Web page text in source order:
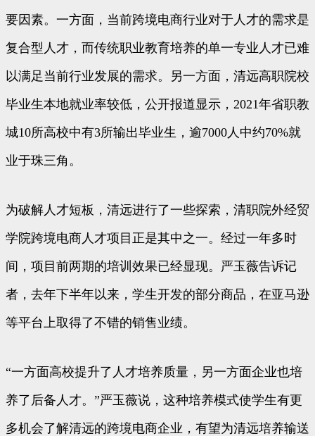
要因素。一方面，当前跨境电商行业对于人才的需求是
复合型人才，而传统职业教育培养的单一专业人才已难
以满足当前行业发展的需求。另一方面，清远高职院校
毕业生本地就业率较低，公开报道显示，2021年省职教
城10所高校中有3所输出毕业生，逾7000人中约70%就
业于珠三角。
为破解人才短板，清远进行了一些探索，清职院外经贸
学院跨境电商人才项目正是其中之一。经过一年多时
间，项目前两期的培训效果已经显现。严玉薇告诉记
者，去年下半年以来，学生开发的部分商品，在亚马逊
等平台上取得了不错的销售业绩。
“一方面高校提升了人才培养质量，另一方面企业也培
养了后备人才。”严玉薇说，这种培养模式使学生有更
多机会了解清远的跨境电商企业，有望为清远培养输送